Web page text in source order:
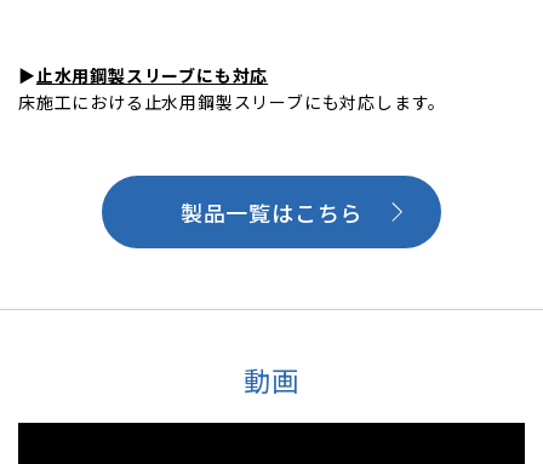
▶ 止水用鋼製スリーブにも対応
床施工における止水用鋼製スリーブにも対応します。
製品一覧はこちら
動画